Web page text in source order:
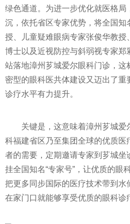
绿色通道。为进一步优化就医格局
沉，依托省区专家优势，将全国知
授、儿童疑难眼病专家张俊华教授
博士以及近视防控与斜弱视专家郑
站落地漳州芗城爱尔眼科门诊，这
密型的眼科医共体建设又迈出了
诊疗水平有力提升。
关键是，这意味着漳州芗城爱
科福建省区乃至集团全球的优质医
者的需要，定期邀请专家到芗城坐
挂全国知名“专家号”，让优质的眼
把更多同步国际的医疗技术带到水
在家门口就能够享受优质的眼科诊